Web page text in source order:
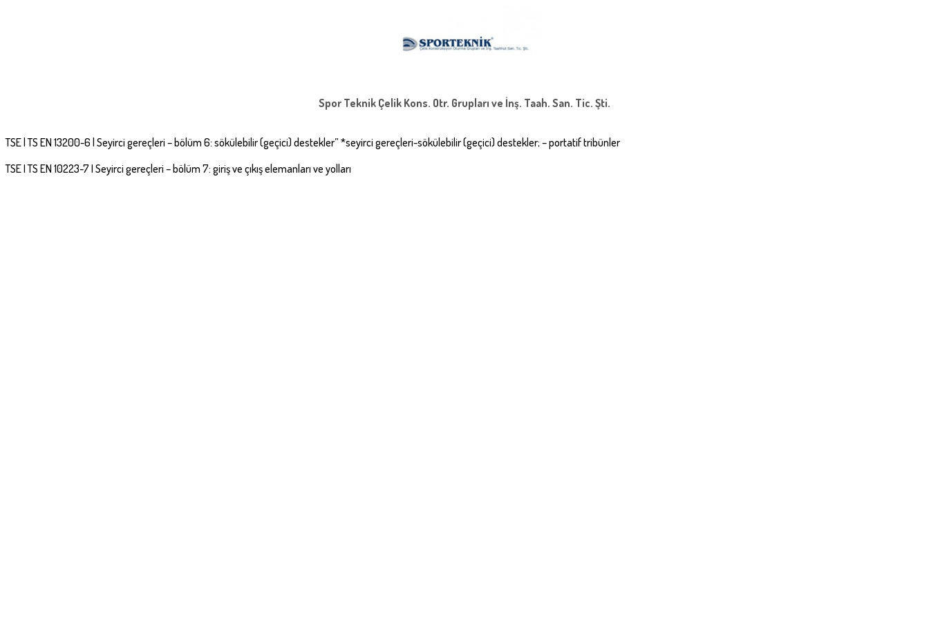
Spor Teknik Çelik Kons. Otr. Grupları ve İnş. Taah. San. Tic. Şti.
TSE | TS EN 13200-6 | Seyirci gereçleri – bölüm 6: sökülebilir (geçici) destekler” *seyirci gereçleri-sökülebilir (geçici) destekler; – portatif tribünler
TSE I TS EN 10223-7 I Seyirci gereçleri – bölüm 7: giriş ve çıkış elemanları ve yolları